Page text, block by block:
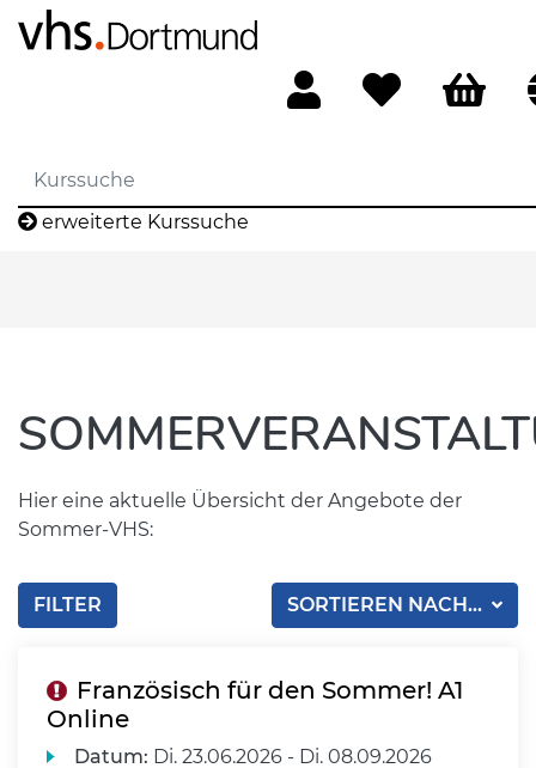
erweiterte Kurssuche
Hier eine aktuelle Übersicht der Angebote der
Sommer-VHS:
SORTIEREN NACH...
FILTER
Französisch für den Sommer! A1
Online
Datum: Di. 23.06.2026 - Di. 08.09.2026